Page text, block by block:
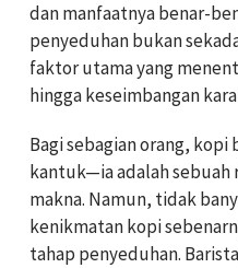
dan manfaatnya benar-
penyeduhan bukan
faktor utama yang
hingga keseimbangan
Bagi sebagian orang, kopi
kantuk—ia adalah sebuah
makna. Namun, tidak
kenikmatan kopi
tahap penyeduhan.